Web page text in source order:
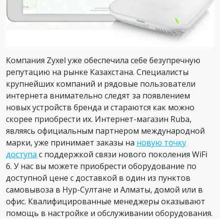
Компания Zyxel уже обеспечила себе безупречную
репутацию на рынке Казахстана. Специалисты
крупнейших компаний и рядовые пользователи
интернета внимательно следят за появлением
новых устройств бренда и стараются как можно
скорее приобрести их. Интернет-магазин Ruba,
являясь официальным партнером международной
марки, уже принимает заказы на новую точку
доступа с поддержкой связи нового поколения WiFi
6. У нас вы можете приобрести оборудование по
доступной цене с доставкой в один из пунктов
самовывоза в Нур-Султане и Алматы, домой или в
офис. Квалифицированные менеджеры оказывают
помощь в настройке и обслуживании оборудования.